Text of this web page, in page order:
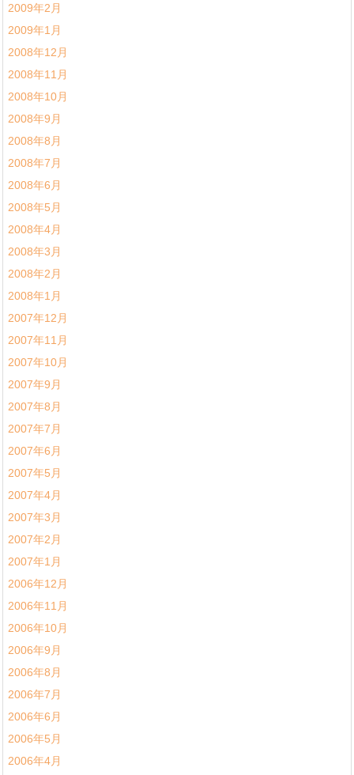
2009年2月
2009年1月
2008年12月
2008年11月
2008年10月
2008年9月
2008年8月
2008年7月
2008年6月
2008年5月
2008年4月
2008年3月
2008年2月
2008年1月
2007年12月
2007年11月
2007年10月
2007年9月
2007年8月
2007年7月
2007年6月
2007年5月
2007年4月
2007年3月
2007年2月
2007年1月
2006年12月
2006年11月
2006年10月
2006年9月
2006年8月
2006年7月
2006年6月
2006年5月
2006年4月